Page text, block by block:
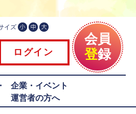
イズ
ログイン
会員
登録
・
企業・イベント
運営者の方へ